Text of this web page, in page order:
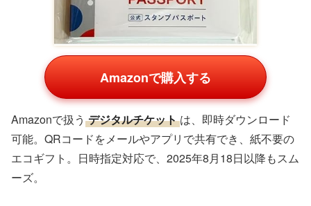
Amazonで購入する
Amazonで扱う デジタルチケット は、即時ダウンロード
可能。QRコードをメールやアプリで共有でき、紙不要の
エコギフト。日時指定対応で、2025年8月18日以降もスム
ーズ。